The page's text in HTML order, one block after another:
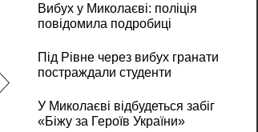
Вибух у Миколаєві: поліція
повідомила подробиці
Під Рівне через вибух гранати
постраждали студенти
У Миколаєві відбудеться забіг
«Біжу за Героїв України»